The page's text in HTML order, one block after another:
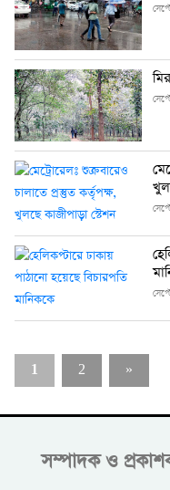
1 2 »
সম্পাদক ও